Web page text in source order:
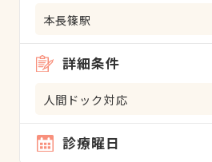
本長篠駅
詳細条件
人間ドック対応
診療曜日